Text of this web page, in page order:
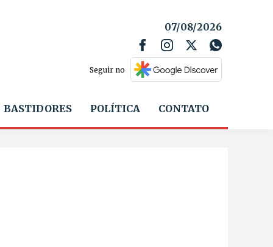
07/08/2026
Seguir no
BASTIDORES POLÍTICA CONTATO